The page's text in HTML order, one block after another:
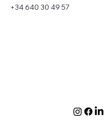
+34 640 30 49 57